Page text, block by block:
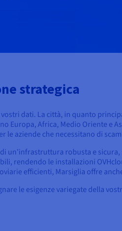
strategica
dati. La città, in quanto
Europa, Africa, Medio Oriente e
le aziende che necessitano di
un'infrastruttura robusta e
rendendo le installazioni
efficienti, Marsiglia offre
le esigenze variegate della